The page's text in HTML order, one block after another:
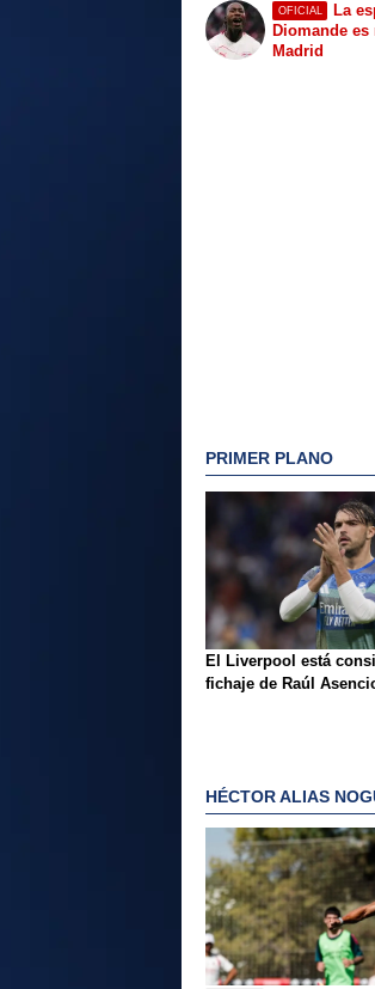
OFICIAL
La
Diomande
Madrid
PRIMER PLANO
El Liverpool está
fichaje de Raúl
HÉCTOR ALIAS